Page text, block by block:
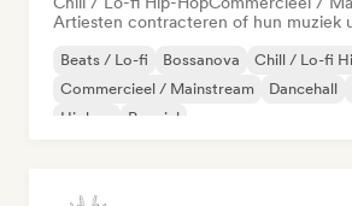
Artiesten contracteren of hun muziek
Beats / Lo-fi Bossanova
Chill / Lo-fi
Commercieel / Mainstream
Dancehall
Hiphop
Popziel